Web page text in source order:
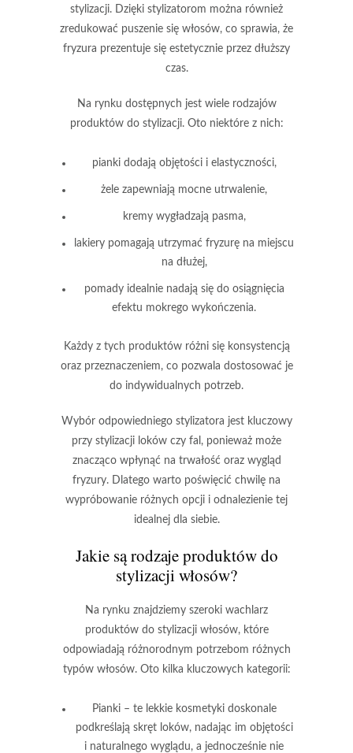
stylizacji. Dzięki stylizatorom można również
zredukować puszenie się włosów, co sprawia, że
fryzura prezentuje się estetycznie przez dłuższy
czas.
Na rynku dostępnych jest wiele rodzajów
produktów do stylizacji. Oto niektóre z nich:
piankidodają objętości i elastyczności,
żele zapewniają mocne utrwalenie,
kremywygładzają pasma,
lakiery pomagają utrzymać fryzurę na miejscu
na dłużej,
pomadyidealnie nadają się do osiągnięcia
efektu mokrego wykończenia.
Każdy z tych produktów różni się konsystencją
oraz przeznaczeniem, co pozwala dostosować je
do indywidualnych potrzeb.
Wybór odpowiedniego stylizatora jest kluczowy
przy stylizacji loków czy fal, ponieważ może
znacząco wpłynąć na trwałość oraz wygląd
fryzury. Dlatego warto poświęcić chwilę na
wypróbowanie różnych opcji i odnalezienie tej
idealnej dla siebie.
Jakie są rodzaje produktów do
stylizacji włosów?
Na rynku znajdziemy szeroki wachlarz
produktów do stylizacji włosów, które
odpowiadają różnorodnym potrzebom różnych
typów włosów. Oto kilka kluczowych kategorii:
Pianki– te lekkie kosmetyki doskonale
podkreślają skręt loków, nadając im objętości
i naturalnego wyglądu, a jednocześnie nie